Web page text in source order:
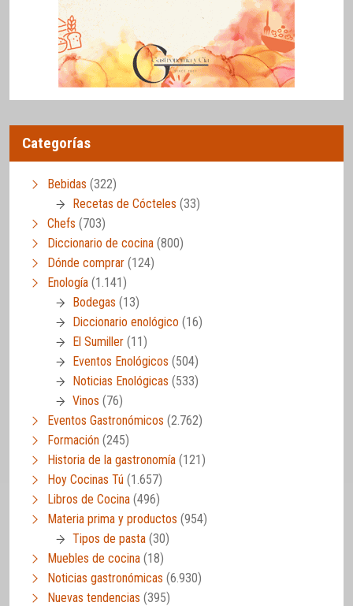
Categorías
Bebidas (322)
Recetas de Cócteles (33)
Chefs (703)
Diccionario de cocina (800)
Dónde comprar (124)
Enología (1.141)
Bodegas (13)
Diccionario enológico (16)
El Sumiller (11)
Eventos Enológicos (504)
Noticias Enológicas (533)
Vinos (76)
Eventos Gastronómicos (2.762)
Formación (245)
Historia de la gastronomía (121)
Hoy Cocinas Tú (1.657)
Libros de Cocina (496)
Materia prima y productos (954)
Tipos de pasta (30)
Muebles de cocina (18)
Noticias gastronómicas (6.930)
Nuevas tendencias (395)